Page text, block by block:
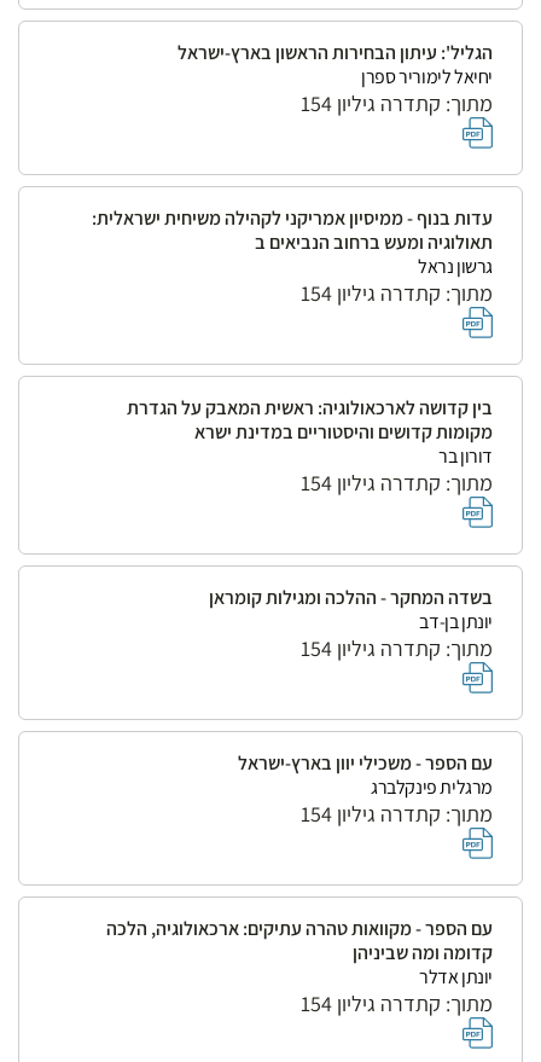
הגליל': עיתון הבחירות הראשון בארץ-ישראל
יחיאל לימוריר ספרן
מתוך: קתדרה גיליון 154
עדות בנוף - ממיסיון אמריקני לקהילה משיחית ישראלית:
תאולוגיה ומעש ברחוב הנביאים ב
גרשון נראל
מתוך: קתדרה גיליון 154
בין קדושה לארכאולוגיה: ראשית המאבק על הגדרת
מקומות קדושים והיסטוריים במדינת ישרא
דורון בר
מתוך: קתדרה גיליון 154
בשדה המחקר - ההלכה ומגילות קומראן
יונתן בן-דב
מתוך: קתדרה גיליון 154
עם הספר - משכילי יוון בארץ-ישראל
מרגלית פינקלברג
מתוך: קתדרה גיליון 154
עם הספר - מקוואות טהרה עתיקים: ארכאולוגיה, הלכה
קדומה ומה שביניהן
יונתן אדלר
מתוך: קתדרה גיליון 154